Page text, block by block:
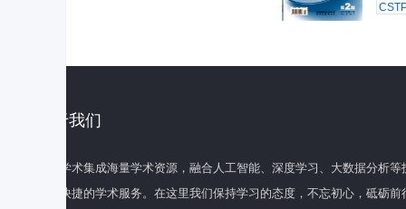
关于我们
百度学术集成海量学术资源，融合人工智能、深度学习、大数据分析
全面快捷的学术服务。在这里我们保持学习的态度，不忘初心，砥砺前